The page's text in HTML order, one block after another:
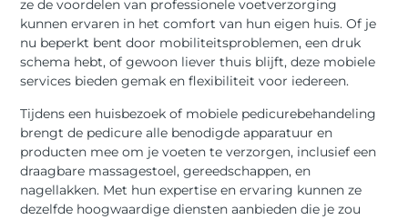
ze de voordelen van professionele voetverzorging
kunnen ervaren in het comfort van hun eigen huis. Of je
nu beperkt bent door mobiliteitsproblemen, een druk
schema hebt, of gewoon liever thuis blijft, deze mobiele
services bieden gemak en flexibiliteit voor iedereen.
Tijdens een huisbezoek of mobiele pedicurebehandeling
brengt de pedicure alle benodigde apparatuur en
producten mee om je voeten te verzorgen, inclusief een
draagbare massagestoel, gereedschappen, en
nagellakken. Met hun expertise en ervaring kunnen ze
dezelfde hoogwaardige diensten aanbieden die je zou